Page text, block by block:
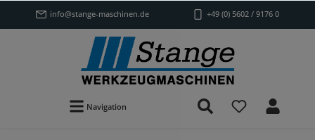
info@stange-maschinen.de +49 (0) 5602 / 9176 0
Navigation